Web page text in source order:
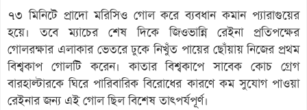
৭৩ মিনিটে প্রাদো মরিসিও গোল করে ব্যবধান কমান প্যারাগুয়ের
হয়ে। তবে ম্যাচের শেষ দিকে জিওভান্নি রেইনা প্রতিপক্ষের
গোলরক্ষার এলাকার ভেতরে ঢুকে নিখুঁত পায়ের ছোঁয়ায় নিজের প্রথম
বিশ্বকাপ গোলটি করেন। কাতার বিশ্বকাপে সাবেক কোচ গ্রেগ
বারহাল্টারকে ঘিরে পারিবারিক বিরোধের কারণে কম সুযোগ পাওয়া
রেইনার জন্য এই গোল ছিল বিশেষ তাৎপর্যপূর্ণ।